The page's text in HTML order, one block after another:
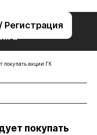
Регистрация
76-32
покупать акции ГК
покупать